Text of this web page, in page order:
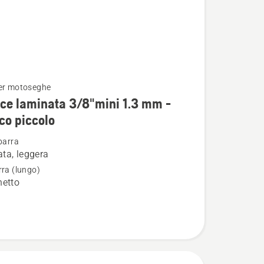
motoseghe
laminata 3/8"mini 1.3 mm -
piccolo
leggera
(lungo)